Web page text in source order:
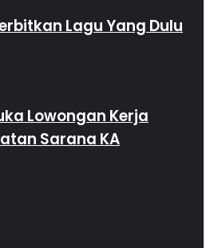
Lagu Yang Dulu
Lowongan Kerja
Sarana KA